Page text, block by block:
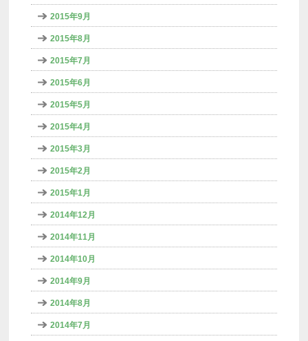
2015年9月
2015年8月
2015年7月
2015年6月
2015年5月
2015年4月
2015年3月
2015年2月
2015年1月
2014年12月
2014年11月
2014年10月
2014年9月
2014年8月
2014年7月